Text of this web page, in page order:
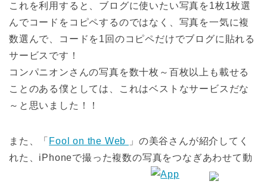
これを利用すると、ブログに使いたい写真を1枚1枚選
んでコードをコピペするのではなく、写真を一気に複
数選んで、コードを1回のコピペだけでブログに貼れる
サービスです！
コンパニオンさんの写真を数十枚～百枚以上も載せる
ことのある僕としては、これはベストなサービスだな
～と思いました！！
また、「 Fool on the Web
」の美谷さんが紹介してく
れた、iPhoneで撮った複数の写真をつなぎあわせて動